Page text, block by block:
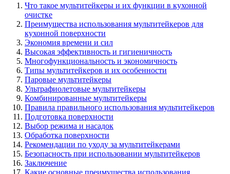
Что такое мультитейкеры и их функции в кухонной
очистке
Преимущества использования мультитейкеров для
кухонной поверхности
Экономия времени и сил
Высокая эффективность и гигиеничность
Многофункциональность и экономичность
Типы мультитейкеров и их особенности
Паровые мультитейкеры
Ультрафиолетовые мультитейкеры
Комбинированные мультитейкеры
Правила правильного использования мультитейкеров
Подготовка поверхности
Выбор режима и насадок
Обработка поверхности
Рекомендации по уходу за мультитейкерами
Безопасность при использовании мультитейкеров
Заключение
Какие основные преимущества использования